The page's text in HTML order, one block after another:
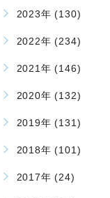
2023年 (130)
2022年 (234)
2021年 (146)
2020年 (132)
2019年 (131)
2018年 (101)
2017年 (24)